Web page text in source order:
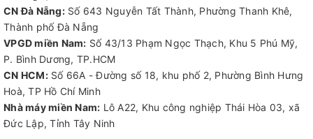
CN Đà Nẵng:Số 643 Nguyễn Tất Thành, Phường Thanh Khê,
Thành phố Đà Nẵng
VPGD miền Nam: Số 43/13 Phạm Ngọc Thạch, Khu 5 Phú Mỹ,
P. Bình Dương, TP.HCM
CN HCM:Số 66A - Đường số 18, khu phố 2, Phường Bình Hưng
Hoà, TP Hồ Chí Minh
Nhà máy miền Nam: Lô A22, Khu công nghiệp Thái Hòa 03, xã
Đức Lập, Tỉnh Tây Ninh